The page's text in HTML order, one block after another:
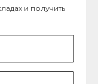
и получить